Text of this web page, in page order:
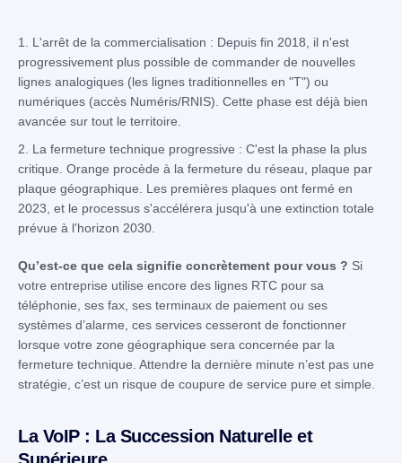
1. L'arrêt de la commercialisation : Depuis fin 2018, il n'est
progressivement plus possible de commander de nouvelles
lignes analogiques (les lignes traditionnelles en "T") ou
numériques (accès Numéris/RNIS). Cette phase est déjà bien
avancée sur tout le territoire.
2. La fermeture technique progressive : C'est la phase la plus
critique. Orange procède à la fermeture du réseau, plaque par
plaque géographique. Les premières plaques ont fermé en
2023, et le processus s'accélérera jusqu'à une extinction totale
prévue à l'horizon 2030.
Qu’est-ce que cela signifie concrètement pour vous ? Si
votre entreprise utilise encore des lignes RTC pour sa
téléphonie, ses fax, ses terminaux de paiement ou ses
systèmes d’alarme, ces services cesseront de fonctionner
lorsque votre zone géographique sera concernée par la
fermeture technique. Attendre la dernière minute n’est pas une
stratégie, c’est un risque de coupure de service pure et simple.
La VoIP : La Succession Naturelle et